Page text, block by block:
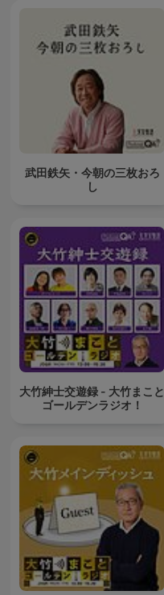
武田鉄矢・今朝の三枚おろ
し
大竹紳士交遊録 - 大竹まこと
ゴールデンラジオ！